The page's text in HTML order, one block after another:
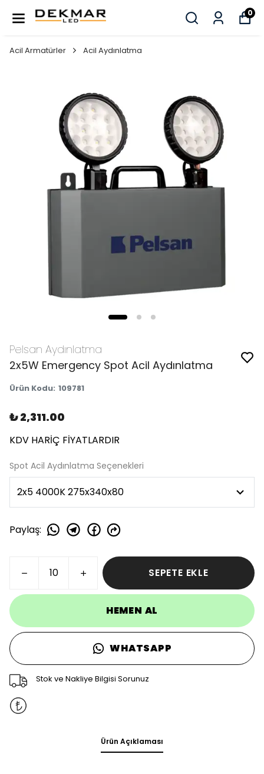
0
Acil Armatürler Acil Aydınlatma
Pelsan Aydınlatma
2x5W Emergency Spot Acil Aydınlatma
Ürün Kodu: 109781
₺ 2,311.00
KDV HARİÇ FİYATLARDIR
Spot Acil Aydınlatma Seçenekleri
Paylaş:
SEPETE EKLE
HEMEN AL
WHATSAPP
Stok ve Nakliye Bilgisi Sorunuz
Ürün Açıklaması